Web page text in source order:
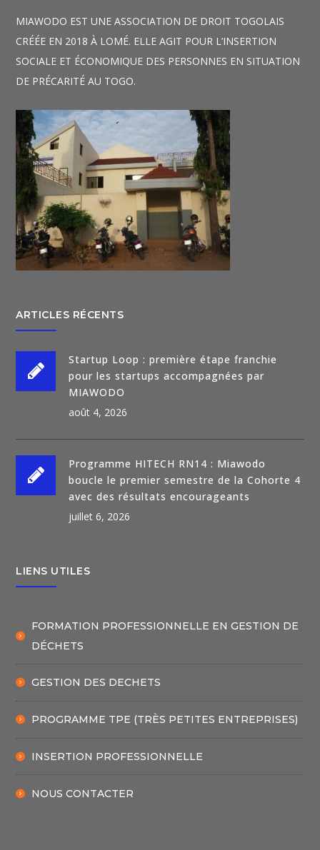
MIAWODO EST UNE ASSOCIATION DE DROIT TOGOLAIS
CRÉÉE EN 2018 À LOMÉ. ELLE AGIT POUR L’INSERTION
SOCIALE ET ÉCONOMIQUE DES PERSONNES EN SITUATION
DE PRÉCARITÉ AU TOGO.
ARTICLES RÉCENTS
Startup Loop : première étape franchie
pour les startups accompagnées par
MIAWODO
août 4, 2026
Programme HITECH RN14 : Miawodo
boucle le premier semestre de la Cohorte 4
avec des résultats encourageants
juillet 6, 2026
LIENS UTILES
FORMATION PROFESSIONNELLE EN GESTION DE
DÉCHETS
GESTION DES DECHETS
PROGRAMME TPE (TRÈS PETITES ENTREPRISES)
INSERTION PROFESSIONNELLE
NOUS CONTACTER